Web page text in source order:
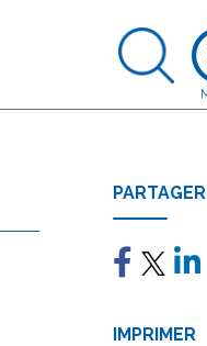
PARTAGER
IMPRIMER